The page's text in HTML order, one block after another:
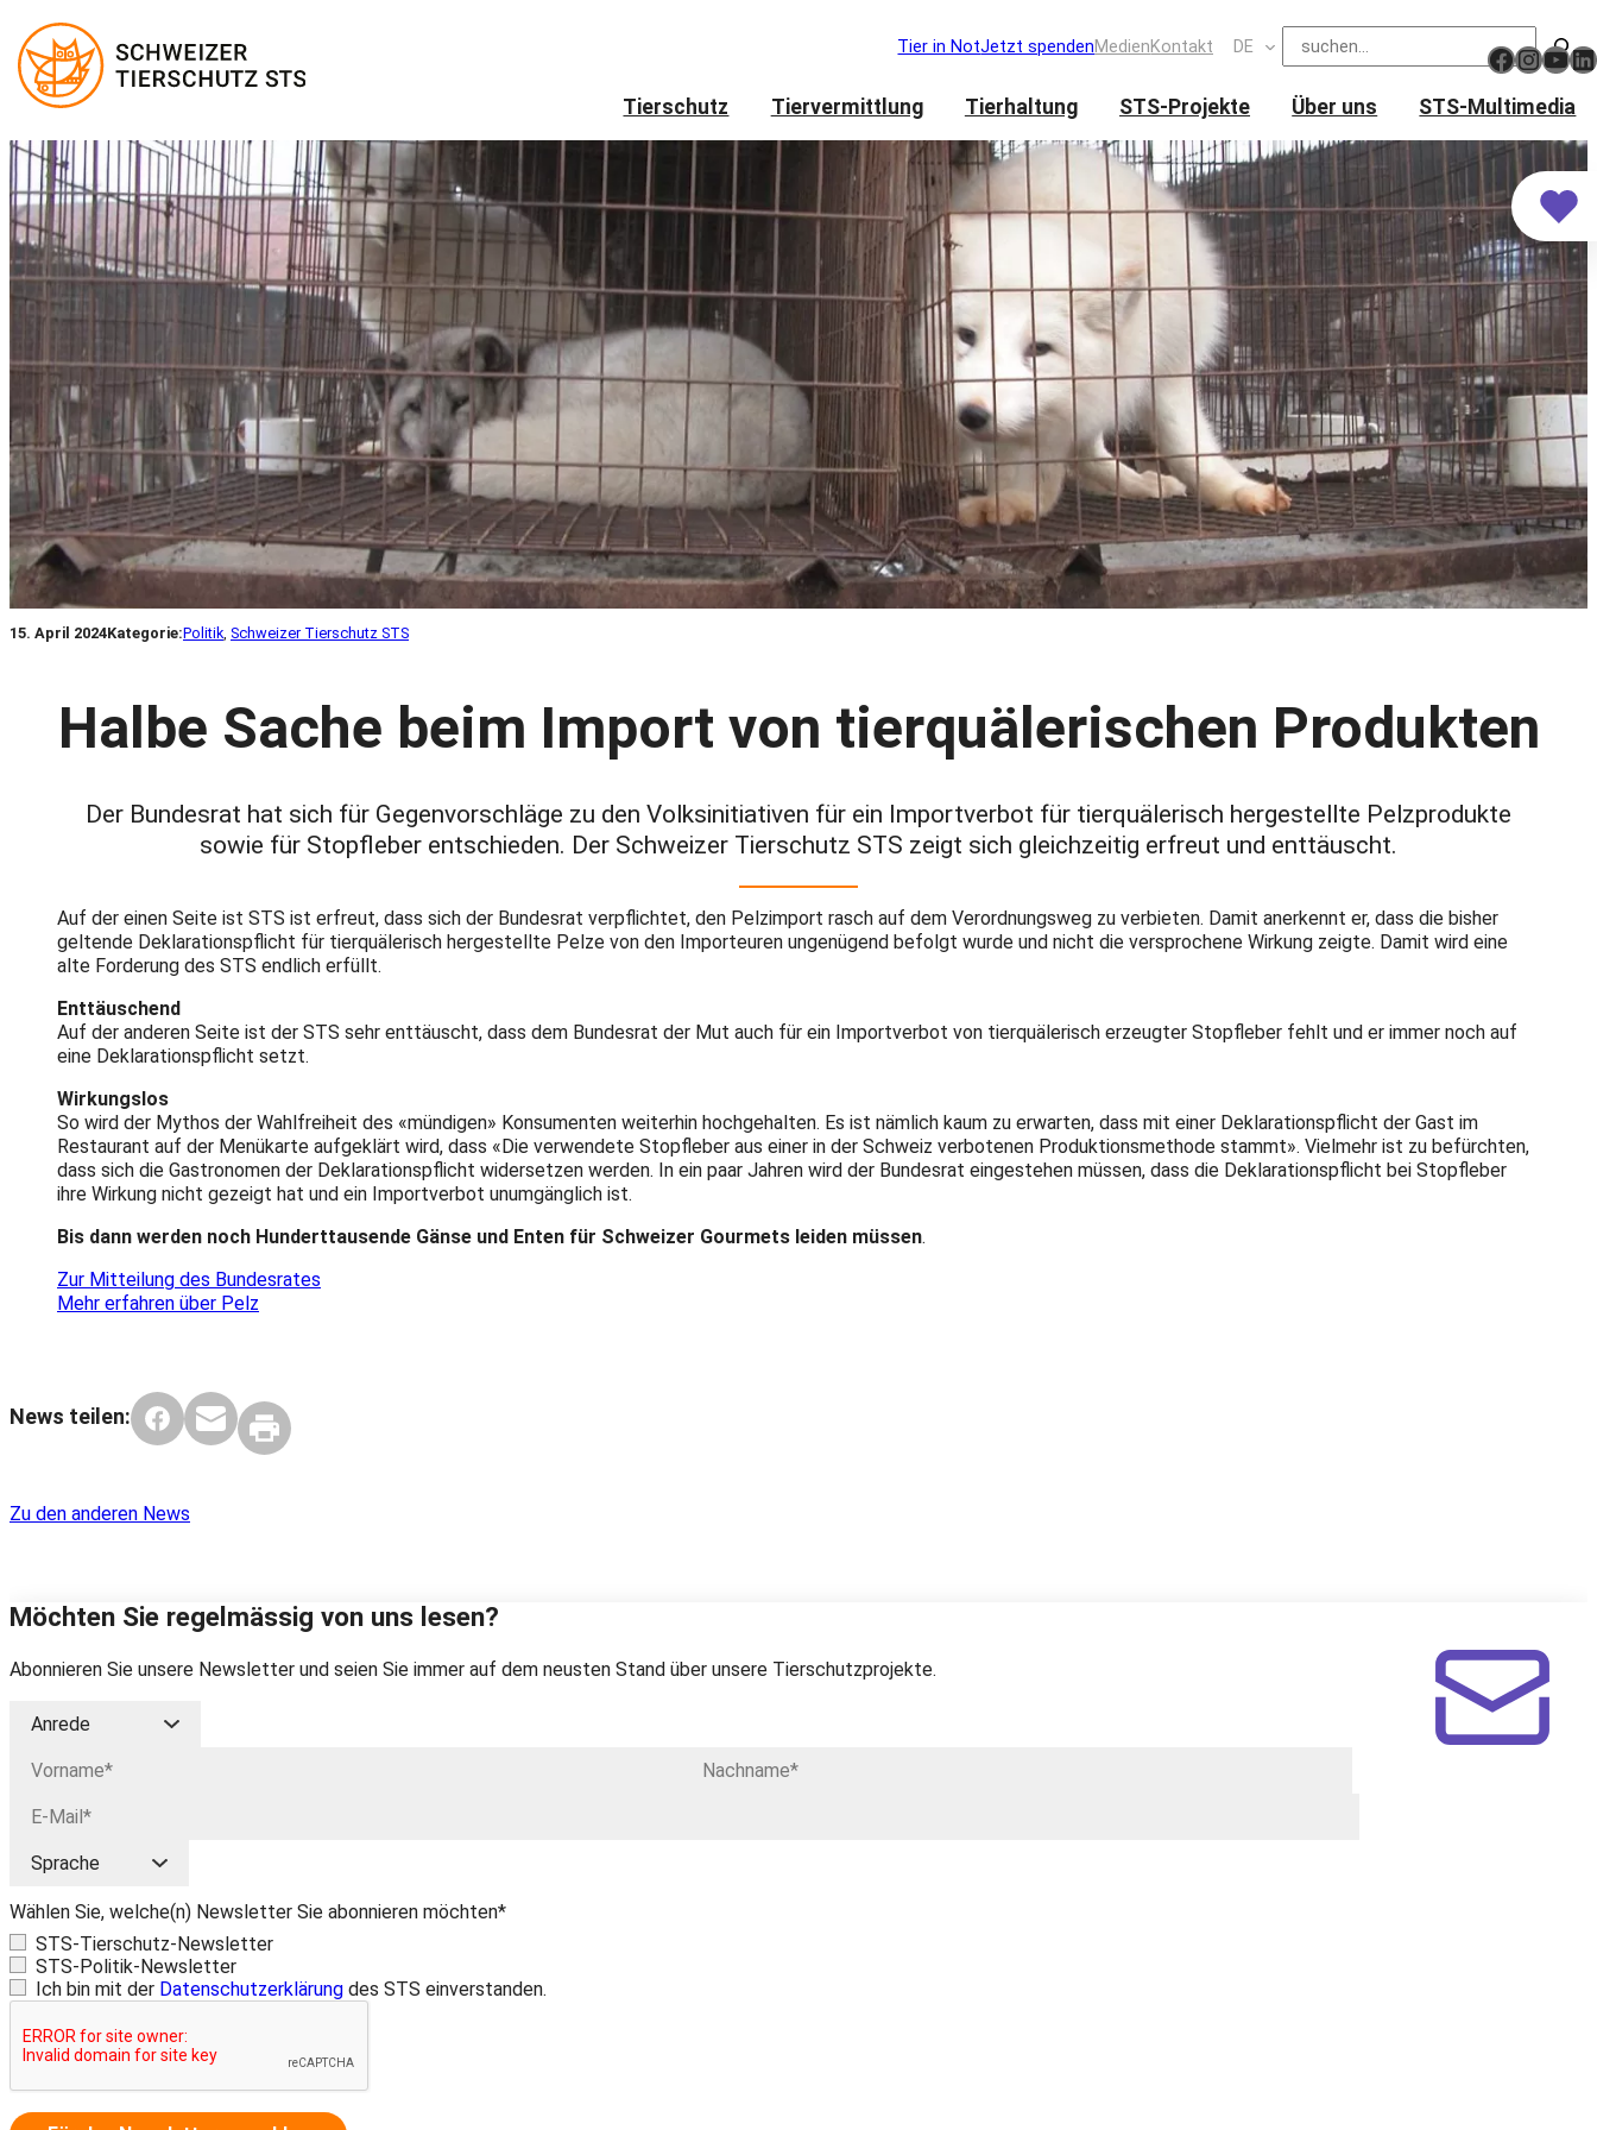
Tier in NotJetzt spendenMedienKontakt DE
Suchen
https://www.facebook.com/
Tierschutz Tiervermittlung Tierhaltung STS-Projekte Über uns STS-Multimedia
15. April 2024Kategorie:Politik Schweizer Tierschutz STS
Halbe Sache beim Import von tierquälerischen Produkten
Der Bundesrat hat sich für Gegenvorschläge zu den Volksinitiativen für ein Importverbot für tierquälerisch hergestellte Pelzprodukte
sowie für Stopfleber entschieden. Der Schweizer Tierschutz STS zeigt sich gleichzeitig erfreut und enttäuscht.
Auf der einen Seite ist STS ist erfreut, dass sich der Bundesrat verpflichtet, den Pelzimport rasch auf dem Verordnungsweg zu verbieten. Damit anerkennt er, dass die bisher
geltende Deklarationspflicht für tierquälerisch hergestellte Pelze von den Importeuren ungenügend befolgt wurde und nicht die versprochene Wirkung zeigte. Damit wird eine
alte Forderung des STS endlich erfüllt.
Enttäuschend
Auf der anderen Seite ist der STS sehr enttäuscht, dass dem Bundesrat der Mut auch für ein Importverbot von tierquälerisch erzeugter Stopfleber fehlt und er immer noch auf
eine Deklarationspflicht setzt.
Wirkungslos
So wird der Mythos der Wahlfreiheit des «mündigen» Konsumenten weiterhin hochgehalten. Es ist nämlich kaum zu erwarten, dass mit einer Deklarationspflicht der Gast im
Restaurant auf der Menükarte aufgeklärt wird, dass «Die verwendete Stopfleber aus einer in der Schweiz verbotenen Produktionsmethode stammt». Vielmehr ist zu befürchten,
dass sich die Gastronomen der Deklarationspflicht widersetzen werden. In ein paar Jahren wird der Bundesrat eingestehen müssen, dass die Deklarationspflicht bei Stopfleber
ihre Wirkung nicht gezeigt hat und ein Importverbot unumgänglich ist.
Bis dann werden noch Hunderttausende Gänse und Enten für Schweizer Gourmets leiden müssen.
Zur Mitteilung des Bundesrates
Mehr erfahren über Pelz
News teilen:
Zu den anderen News
Möchten Sie regelmässig von uns lesen?
Abonnieren Sie unsere Newsletter und seien Sie immer auf dem neusten Stand über unsere Tierschutzprojekte.
Wählen Sie, welche(n) Newsletter Sie abonnieren möchten*
STS-Tierschutz-Newsletter
STS-Politik-Newsletter
Ich bin mit der Datenschutzerklärung des STS einverstanden.